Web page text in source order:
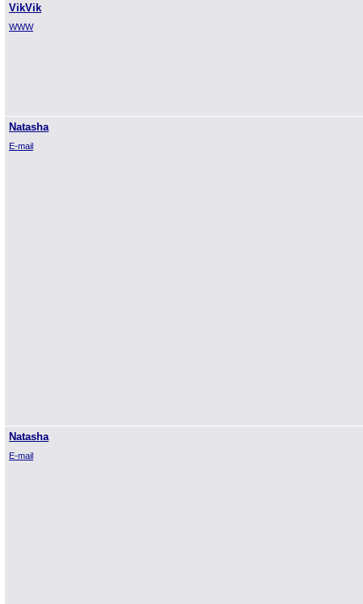
VikVik
WWW
Natasha
E-mail
Natasha
E-mail